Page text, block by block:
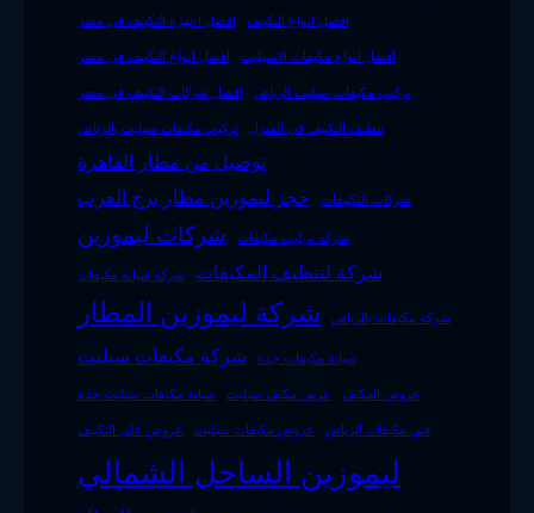
افضل اجهزة التكييف فى مصر افضل انواع التكييف
افضل انواع التكييف فى مصر افضل انواع مكيفات الاسبليت
افضل شركات التكييف في مصر تركيب مكيفات سبليت الرياض
تركيب مكيفات سبليت بالرياض تنظيف التكييف في المنزل
توصيل من مطار القاهرة
حجز ليموزين مطار برج العرب
شركات التكييفات
شركات ليموزين شركة تركيب مكيفات
شركة صيانة مكيفات شركة لتنظيف المكيفات
شركة ليموزين المطار شركة مكيفات بالرياض
شركة مكيفات سبليت صيانة مكيفات جدة
صيانة مكيفات سبليت جدة عرض مكيف سبليت عروض المكيف
عروض على التكييف عروض مكيفات سبليت فني مكيفات الرياض
ليموزين الساحل الشمالي